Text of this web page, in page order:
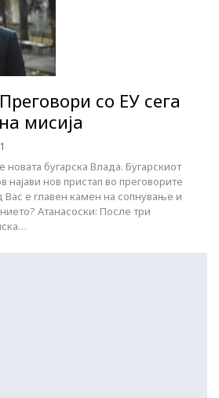
со ЕУ сега
мисија
бугарска Влада. Бугарскиот
нов пристап во преговорите
Вас е главен камен на сопнување и
Атанасоски: После три